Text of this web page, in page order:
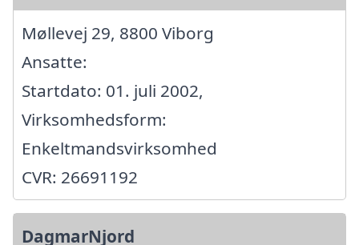
Møllevej 29, 8800 Viborg
Ansatte:
Startdato: 01. juli 2002,
Virksomhedsform:
Enkeltmandsvirksomhed
CVR: 26691192
DagmarNjord